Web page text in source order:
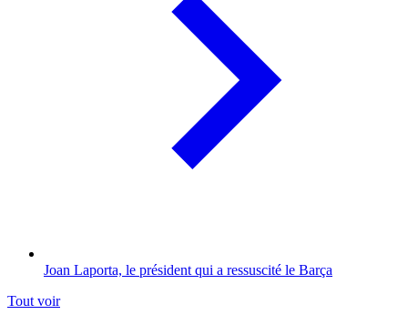
Joan Laporta, le président qui a ressuscité le Barça
Tout voir